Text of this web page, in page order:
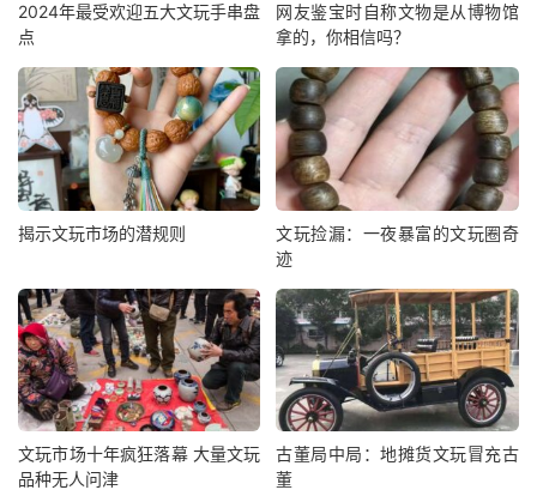
2024年最受欢迎五大文玩手串盘
点
网友鉴宝时自称文物是从博物馆
拿的，你相信吗？
揭示文玩市场的潜规则
文玩捡漏：一夜暴富的文玩圈奇
迹
文玩市场十年疯狂落幕 大量文玩
品种无人问津
古董局中局：地摊货文玩冒充古
董